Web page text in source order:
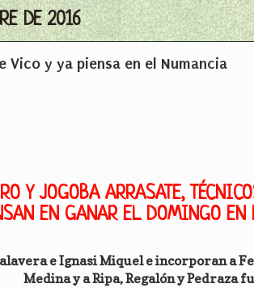
DE 2016
Vico y ya piensa en el Numancia
Y JOGOBA ARRASATE,
EN GANAR EL DOMINGO EN
e Ignasi Miquel e incorporan a
Medina y a Ripa, Regalón y Pedraza